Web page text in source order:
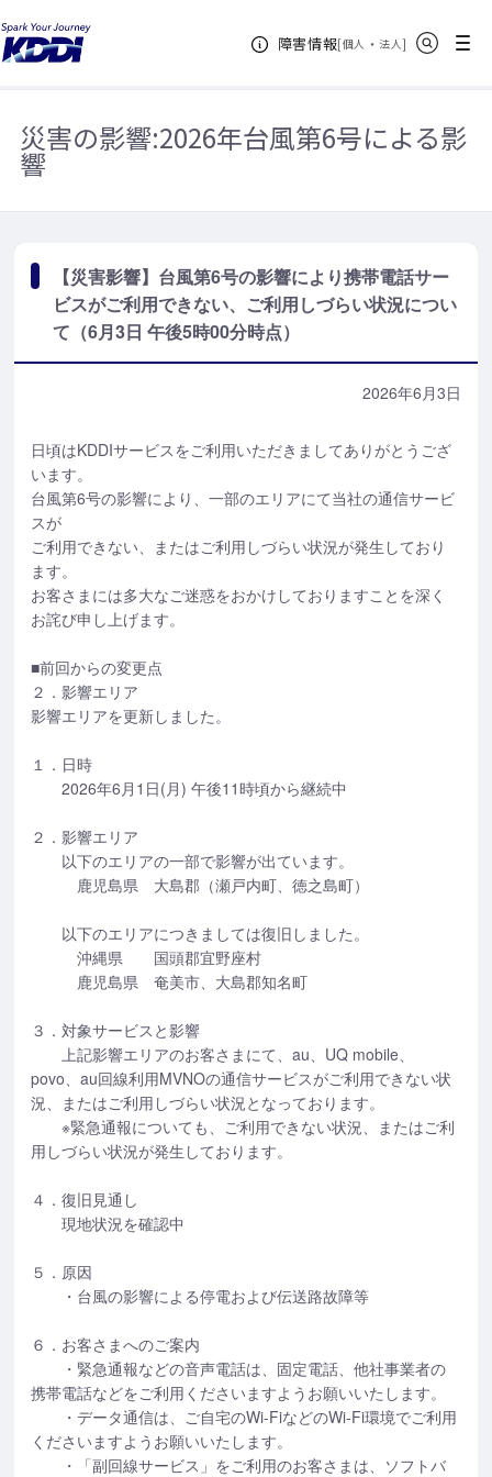
障害情報[個人 ・ 法人新規ウィンドウ
]
メニュー
KDDIホーム
電話サービスがご利用できない、ご利用しづらい状況について（6月3日 午後5
時00分時点）
災害の影響:2026年台風第6号による影
響
【災害影響】台風第6号の影響により携帯電話サー
ビスがご利用できない、ご利用しづらい状況につい
て（6月3日 午後5時00分時点）
2026年6月3日
日頃はKDDIサービスをご利用いただきましてありがとうござ
います。
台風第6号の影響により、一部のエリアにて当社の通信サービ
スが
ご利用できない、またはご利用しづらい状況が発生しており
ます。
お客さまには多大なご迷惑をおかけしておりますことを深く
お詫び申し上げます。
■前回からの変更点
２．影響エリア
影響エリアを更新しました。
１．日時
2026年6月1日(月) 午後11時頃から継続中
２．影響エリア
以下のエリアの一部で影響が出ています。
鹿児島県 大島郡（瀬戸内町、徳之島町）
以下のエリアにつきましては復旧しました。
沖縄県 国頭郡宜野座村
鹿児島県 奄美市、大島郡知名町
３．対象サービスと影響
上記影響エリアのお客さまにて、au、UQ mobile、
povo、au回線利用MVNOの通信サービスがご利用できない状
況、またはご利用しづらい状況となっております。
※緊急通報についても、ご利用できない状況、またはご利
用しづらい状況が発生しております。
４．復旧見通し
現地状況を確認中
５．原因
・台風の影響による停電および伝送路故障等
６．お客さまへのご案内
・緊急通報などの音声電話は、固定電話、他社事業者の
携帯電話などをご利用くださいますようお願いいたします。
・データ通信は、ご自宅のWi-FiなどのWi-Fi環境でご利用
くださいますようお願いいたします。
・「副回線サービス」をご利用のお客さまは、ソフトバ